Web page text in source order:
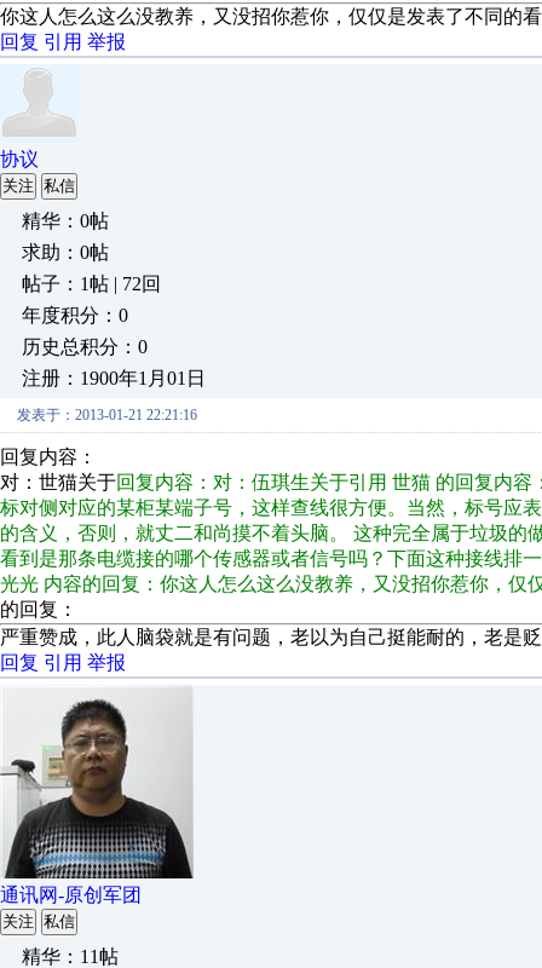
你这人怎么这么没教养，又没招你惹你，仅仅是发表了不同的
回复 引用 举报
协议
关注 私信
精华：0帖
求助：0帖
帖子：1帖 | 72回
年度积分：0
历史总积分：0
注册：1900年1月01日
发表于：2013-01-21 22:21:16
回复内容：
对：世猫关于回复内容：对：伍琪生关于引用 世猫 的回复内
标对侧对应的某柜某端子号，这样查线很方便。当然，标号应
的含义，否则，就丈二和尚摸不着头脑。 这种完全属于垃圾
看到是那条电缆接的哪个传感器或者信号吗？下面这种接线排
光光 内容的回复：你这人怎么这么没教养，又没招你惹你，
的回复：
严重赞成，此人脑袋就是有问题，老以为自己挺能耐的，老是
回复 引用 举报
通讯网-原创军团
关注 私信
精华：11帖